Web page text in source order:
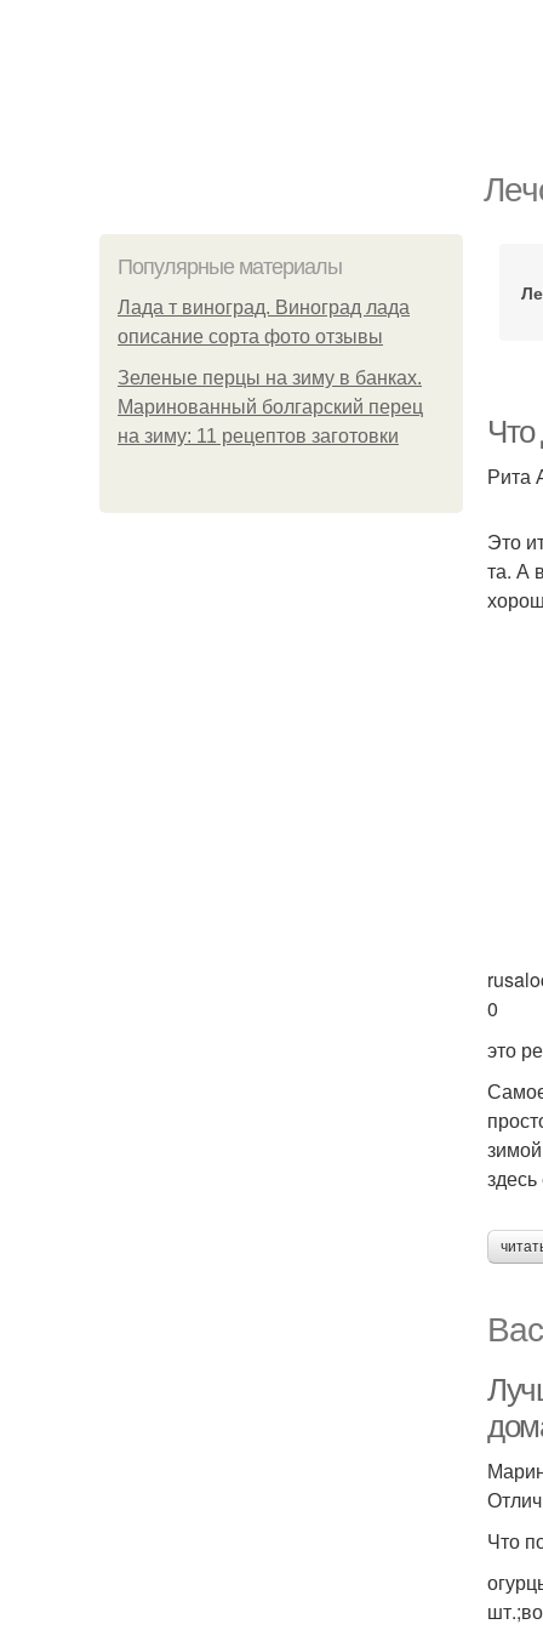
Популярные материалы
Лада т виноград. Виноград лада
описание сорта фото отзывы
Зеленые перцы на зиму в банках.
Маринованный болгарский перец
на зиму: 11 рецептов заготовки
Рита
Это
та. А
0
это
Что